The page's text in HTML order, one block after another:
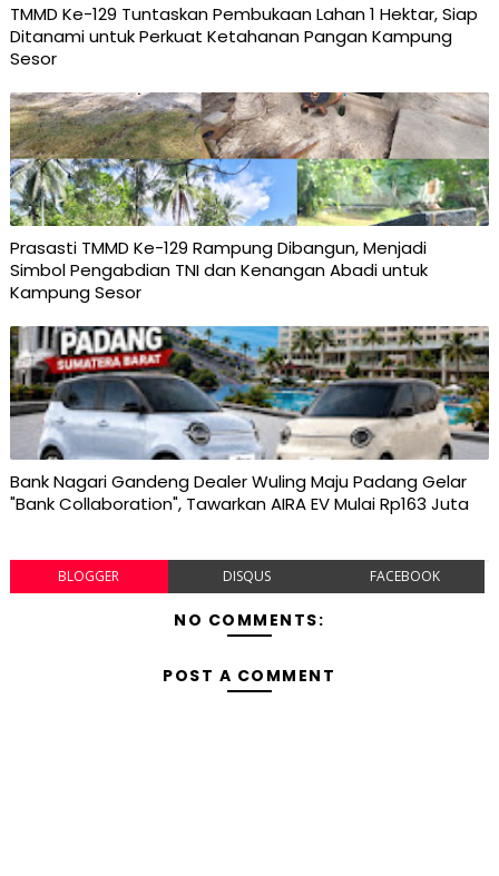
TMMD Ke-129 Tuntaskan Pembukaan Lahan 1 Hektar, Siap
Ditanami untuk Perkuat Ketahanan Pangan Kampung
Sesor
Prasasti TMMD Ke-129 Rampung Dibangun, Menjadi
Simbol Pengabdian TNI dan Kenangan Abadi untuk
Kampung Sesor
Bank Nagari Gandeng Dealer Wuling Maju Padang Gelar
"Bank Collaboration", Tawarkan AIRA EV Mulai Rp163 Juta
BLOGGER DISQUS FACEBOOK
NO COMMENTS:
POST A COMMENT